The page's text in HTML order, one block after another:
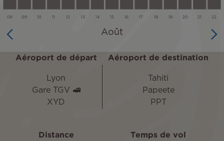
Aéroport de départ Aéroport de destination
Distance Temps de vol
Lyon
Gare TGV 🚅
XYD
Tahiti
Papeete
PPT